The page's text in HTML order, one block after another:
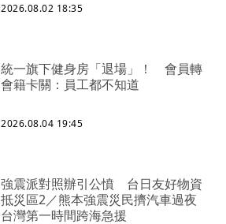
2026.08.02 18:35
統一旗下健身房「退場」！ 會員轉
會籍卡關：員工都不知道
2026.08.04 19:45
強震派對照辦引公憤 台日友好物資
抵災區2／熊本強震災民擠汽車過夜
台灣第一時間跨海急援